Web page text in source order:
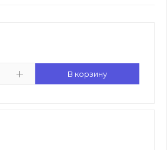
В корзину